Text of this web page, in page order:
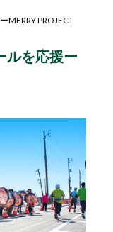
MERRY PROJECT
ルを応援ー